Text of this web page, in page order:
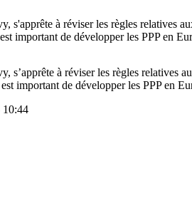
s'apprête à réviser les règles
important de développer les PPP en
s’apprête à réviser les règles
important de développer les PPP en
10:44